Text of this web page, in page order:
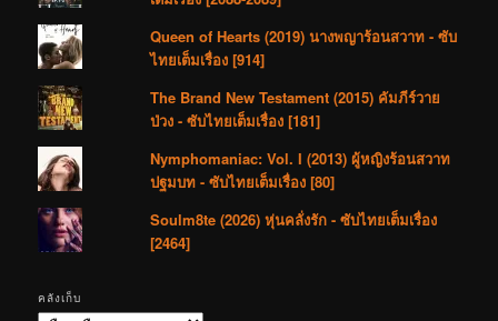
Queen of Hearts (2019) นางพญาร้อนสวาท - ซับ
ไทยเต็มเรื่อง [914]
The Brand New Testament (2015) คัมภีร์วาย
ป่วง - ซับไทยเต็มเรื่อง [181]
Nymphomaniac: Vol. I (2013) ผู้หญิงร้อนสวาท
ปฐมบท - ซับไทยเต็มเรื่อง [80]
Soulm8te (2026) หุ่นคลั่งรัก - ซับไทยเต็มเรื่อง
[2464]
คลังเก็บ